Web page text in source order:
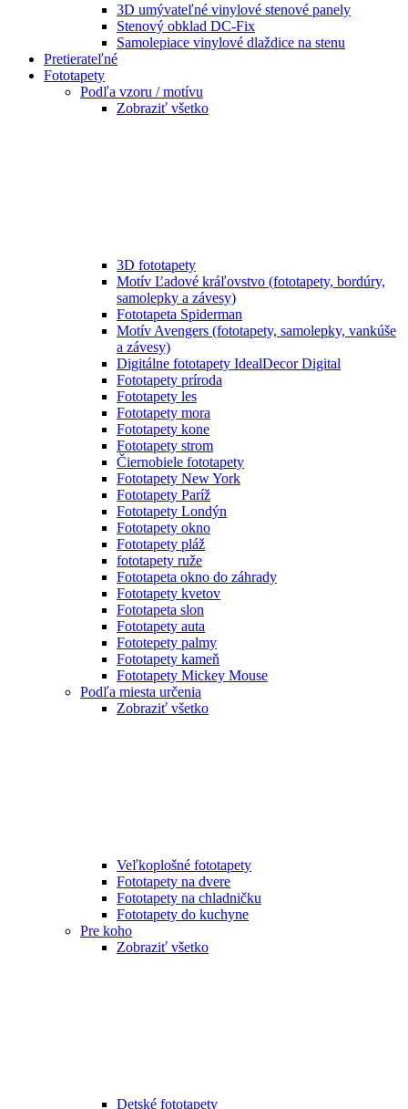
3D umývateľné vinylové stenové panely
Stenový obklad DC-Fix
Samolepiace vinylové dlaždice na stenu
Pretierateľné
Fototapety
Podľa vzoru / motívu
Zobraziť všetko
3D fototapety
Motív Ľadové kráľovstvo (fototapety, bordúry,
samolepky a závesy)
Fototapeta Spiderman
Motív Avengers (fototapety, samolepky, vankúše
a závesy)
Digitálne fototapety IdealDecor Digital
Fototapety príroda
Fototapety les
Fototapety mora
Fototapety kone
Fototapety strom
Čiernobiele fototapety
Fototapety New York
Fototapety Paríž
Fototapety Londýn
Fototapety okno
Fototapety pláž
fototapety ruže
Fototapeta okno do záhrady
Fototapety kvetov
Fototapeta slon
Fototapety auta
Fototepety palmy
Fototapety kameň
Fototapety Mickey Mouse
Podľa miesta určenia
Zobraziť všetko
Veľkoplošné fototapety
Fototapety na dvere
Fototapety na chladničku
Fototapety do kuchyne
Pre koho
Zobraziť všetko
Detské fototapety